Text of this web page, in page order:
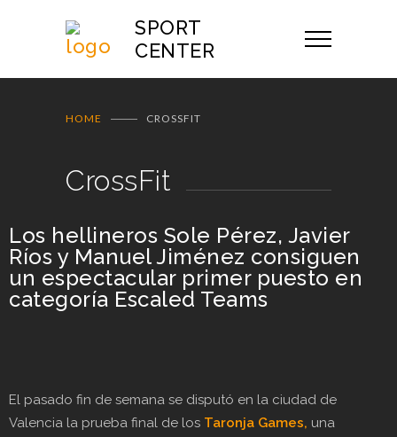
SPORT
CENTER
HOME CROSSFIT
CrossFit
Los hellineros Sole Pérez, Javier
Ríos y Manuel Jiménez consiguen
un espectacular primer puesto en
categoría Escaled Teams
El pasado fin de semana se disputó en la ciudad de
Valencia la prueba final de los Taronja Games, una